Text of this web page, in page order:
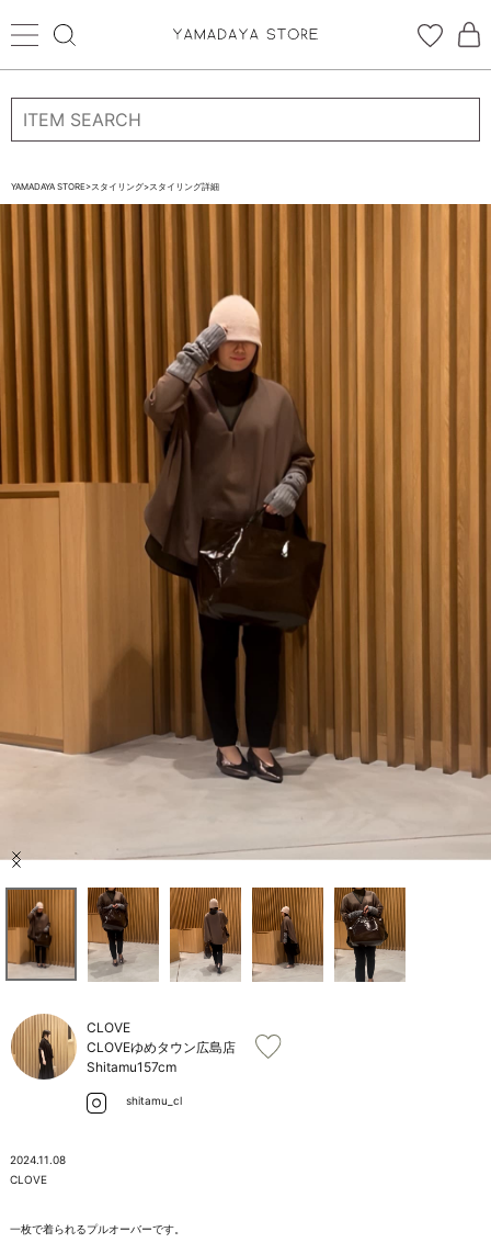
ログイン 新規会員登録
お気に入り
CATEGORYから探す
STORE BRAND・LABELから探す
すべての商品
予約商品
ブランド一覧
ご利用ガイド/ヘルプ
YAMADAYA STORE>スタイリング>スタイリング詳細
Item
CLOVE
CLOVEゆめタウン広島店
Shitamu157cm
shitamu_cl
2024.11.08
CLOVE
一枚で着られるプルオーバーです。